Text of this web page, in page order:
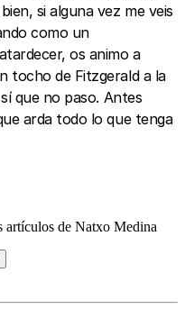
si alguna vez me veis
como un
os animo a
tocho de Fitzgerald a la
que no paso. Antes
arda todo lo que tenga
artículos de Natxo Medina